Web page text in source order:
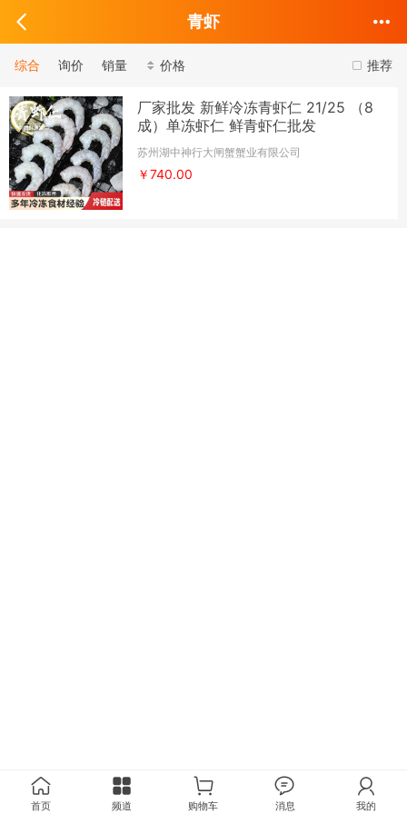
青虾
推荐
综合 询价 销量 价格
厂家批发 新鲜冷冻青虾仁 21/25 （8
成）单冻虾仁 鲜青虾仁批发
苏州湖中神行大闸蟹蟹业有限公司
￥740.00
首页 频道 购物车 消息 我的